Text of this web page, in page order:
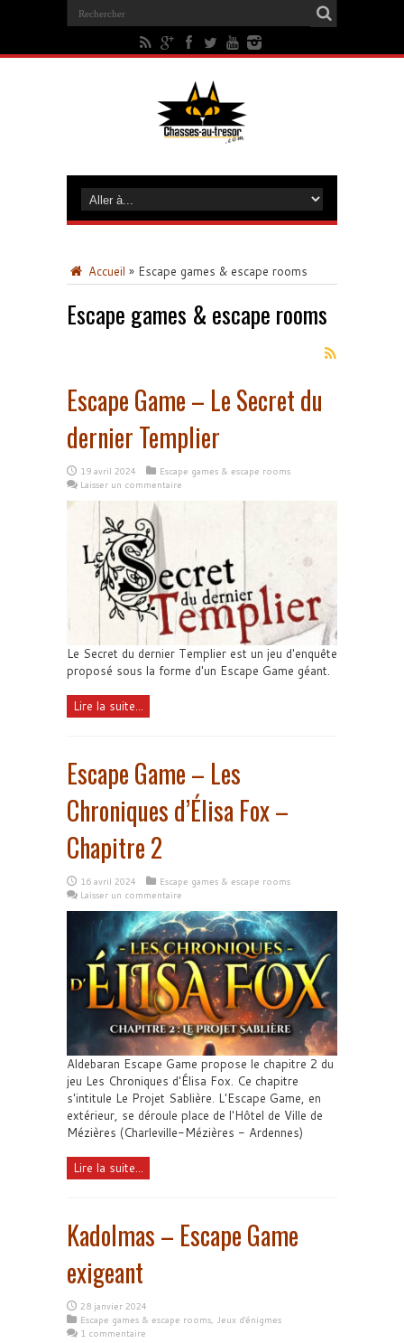
Accueil » Escape games & escape rooms
Escape games & escape rooms
Escape Game – Le Secret du
dernier Templier
19 avril 2024
Escape games & escape rooms
Laisser un commentaire
Le Secret du dernier Templier est un jeu d'enquête
proposé sous la forme d'un Escape Game géant.
Lire la suite...
Escape Game – Les
Chroniques d’Élisa Fox –
Chapitre 2
16 avril 2024
Escape games & escape rooms
Laisser un commentaire
Aldebaran Escape Game propose le chapitre 2 du
jeu Les Chroniques d'Élisa Fox. Ce chapitre
s'intitule Le Projet Sablière. L'Escape Game, en
extérieur, se déroule place de l'Hôtel de Ville de
Mézières (Charleville-Mézières - Ardennes)
Lire la suite...
Kadolmas – Escape Game
exigeant
28 janvier 2024
Escape games & escape rooms, Jeux d'énigmes
1 commentaire